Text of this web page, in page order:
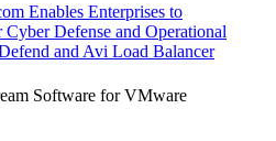
Enables Enterprises to
Defense and Operational
and Avi Load Balancer
Software for VMware